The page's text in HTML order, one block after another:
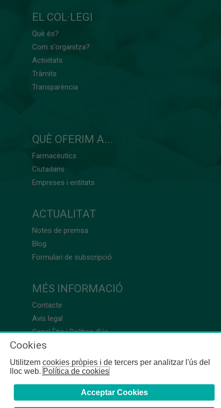
EL COL·LEGI
Què és?
Com s'organitza?
Activitats
Tràmits
Transparència
QUÈ OFERIM A...
Farmacèutics
Ciutadans
Empreses i entitats
ACTUALITAT
Notes de premsa
Blog
Formulari de subscripció
MÉS INFORMACIÓ
Contacte
Avís legal
Canal Ètic i Política d’ús
Cookies
Utilitzem cookies pròpies i de tercers per analitzar l'ús del
lloc web.Política de cookies
Acceptar Cookies